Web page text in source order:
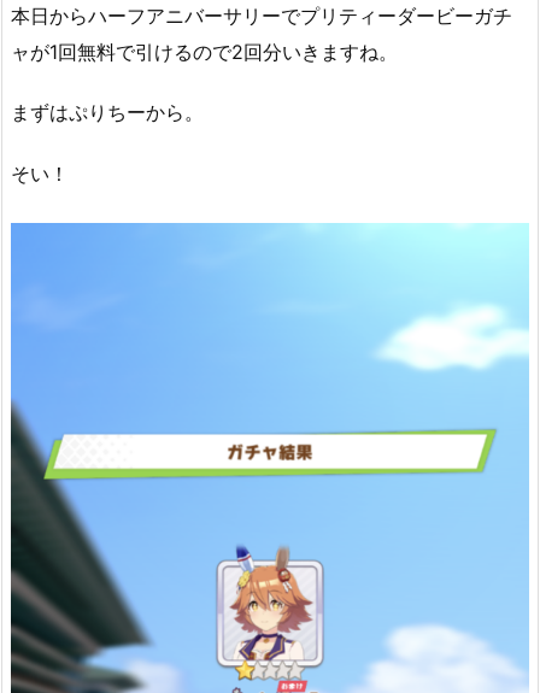
本日からハーフアニバーサリーでプリティーダービーガチ
ャが1回無料で引けるので2回分いきますね。
まずはぷりちーから。
そい！